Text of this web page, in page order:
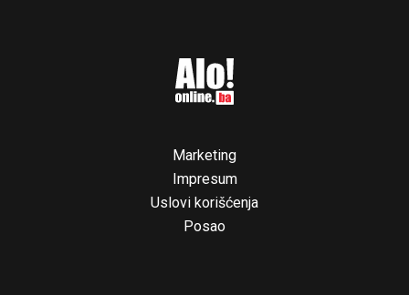
Marketing
Impresum
Uslovi korišćenja
Posao